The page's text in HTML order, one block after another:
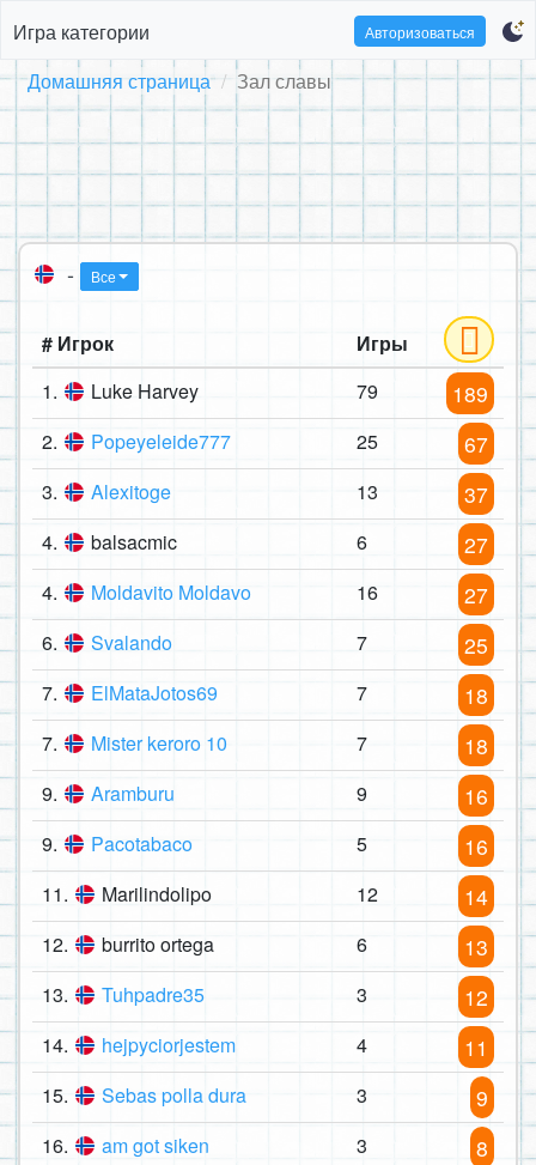
Игра категории Авторизоваться
Домашняя страница Зал славы
- Все
# Игрок
Игры
1.
Luke Harvey 79 189
2. Popeyeleide777 25 67
3. Alexitoge 13 37
4. balsacmic 6 27
4. Moldavito Moldavo 16 27
6. Svalando 7 25
7. ElMataJotos69 7 18
7. Mister keroro 10 7 18
9. Aramburu 9 16
9. Pacotabaco 5 16
11. Marilindolipo 12 14
12. burrito ortega 6 13
13. Tuhpadre35 3 12
14. hejpyciorjestem 4 11
15. Sebas polla dura 3 9
16. am got siken 3 8